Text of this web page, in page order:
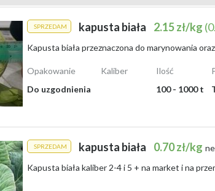
2026 roku najlepszym wyborem jest
z różnorodnych regionów kraju. Agro-Market24
ilościach, jak i na dużą skalę. Warto także
i atrakcyjnych ofert.
do szerokiego grona odbiorców, warto w sierpniu
producentami a kupującymi z kraju i zagranicy.
SPRZEDAM kapusta biała 2.15 zł/kg
Opakowanie
Do uzgodnienia
Kaliber
Ilość
100 - 1000 t
SPRZEDAM kapusta biała 0.70 zł/kg
Kapusta biała kaliber 2-4 i 5 + na market i na